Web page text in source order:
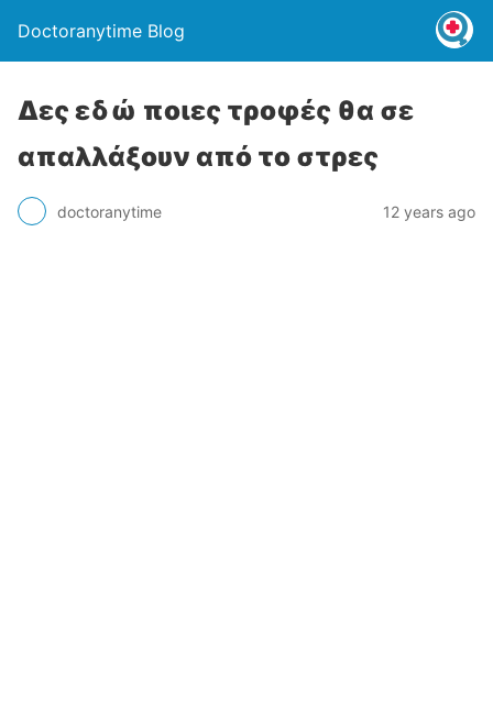
Doctoranytime Blog
Δες εδώ ποιες τροφές θα σε
απαλλάξουν από το στρες
doctoranytime 12 years ago